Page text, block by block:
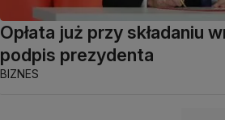
Opłata już przy składaniu
podpis prezydenta
BIZNES